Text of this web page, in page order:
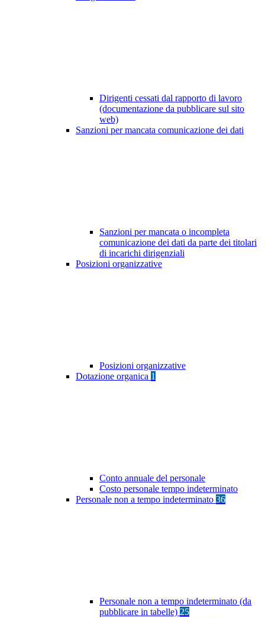
Dirigenti cessati dal rapporto di lavoro
(documentazione da pubblicare sul sito
web)
Sanzioni per mancata comunicazione dei dati
Sanzioni per mancata o incompleta
comunicazione dei dati da parte dei titolari
di incarichi dirigenziali
Posizioni organizzative
Posizioni organizzative
Dotazione organica 1
Conto annuale del personale
Costo personale tempo indeterminato
Personale non a tempo indeterminato 36
Personale non a tempo indeterminato (da
pubblicare in tabelle) 25